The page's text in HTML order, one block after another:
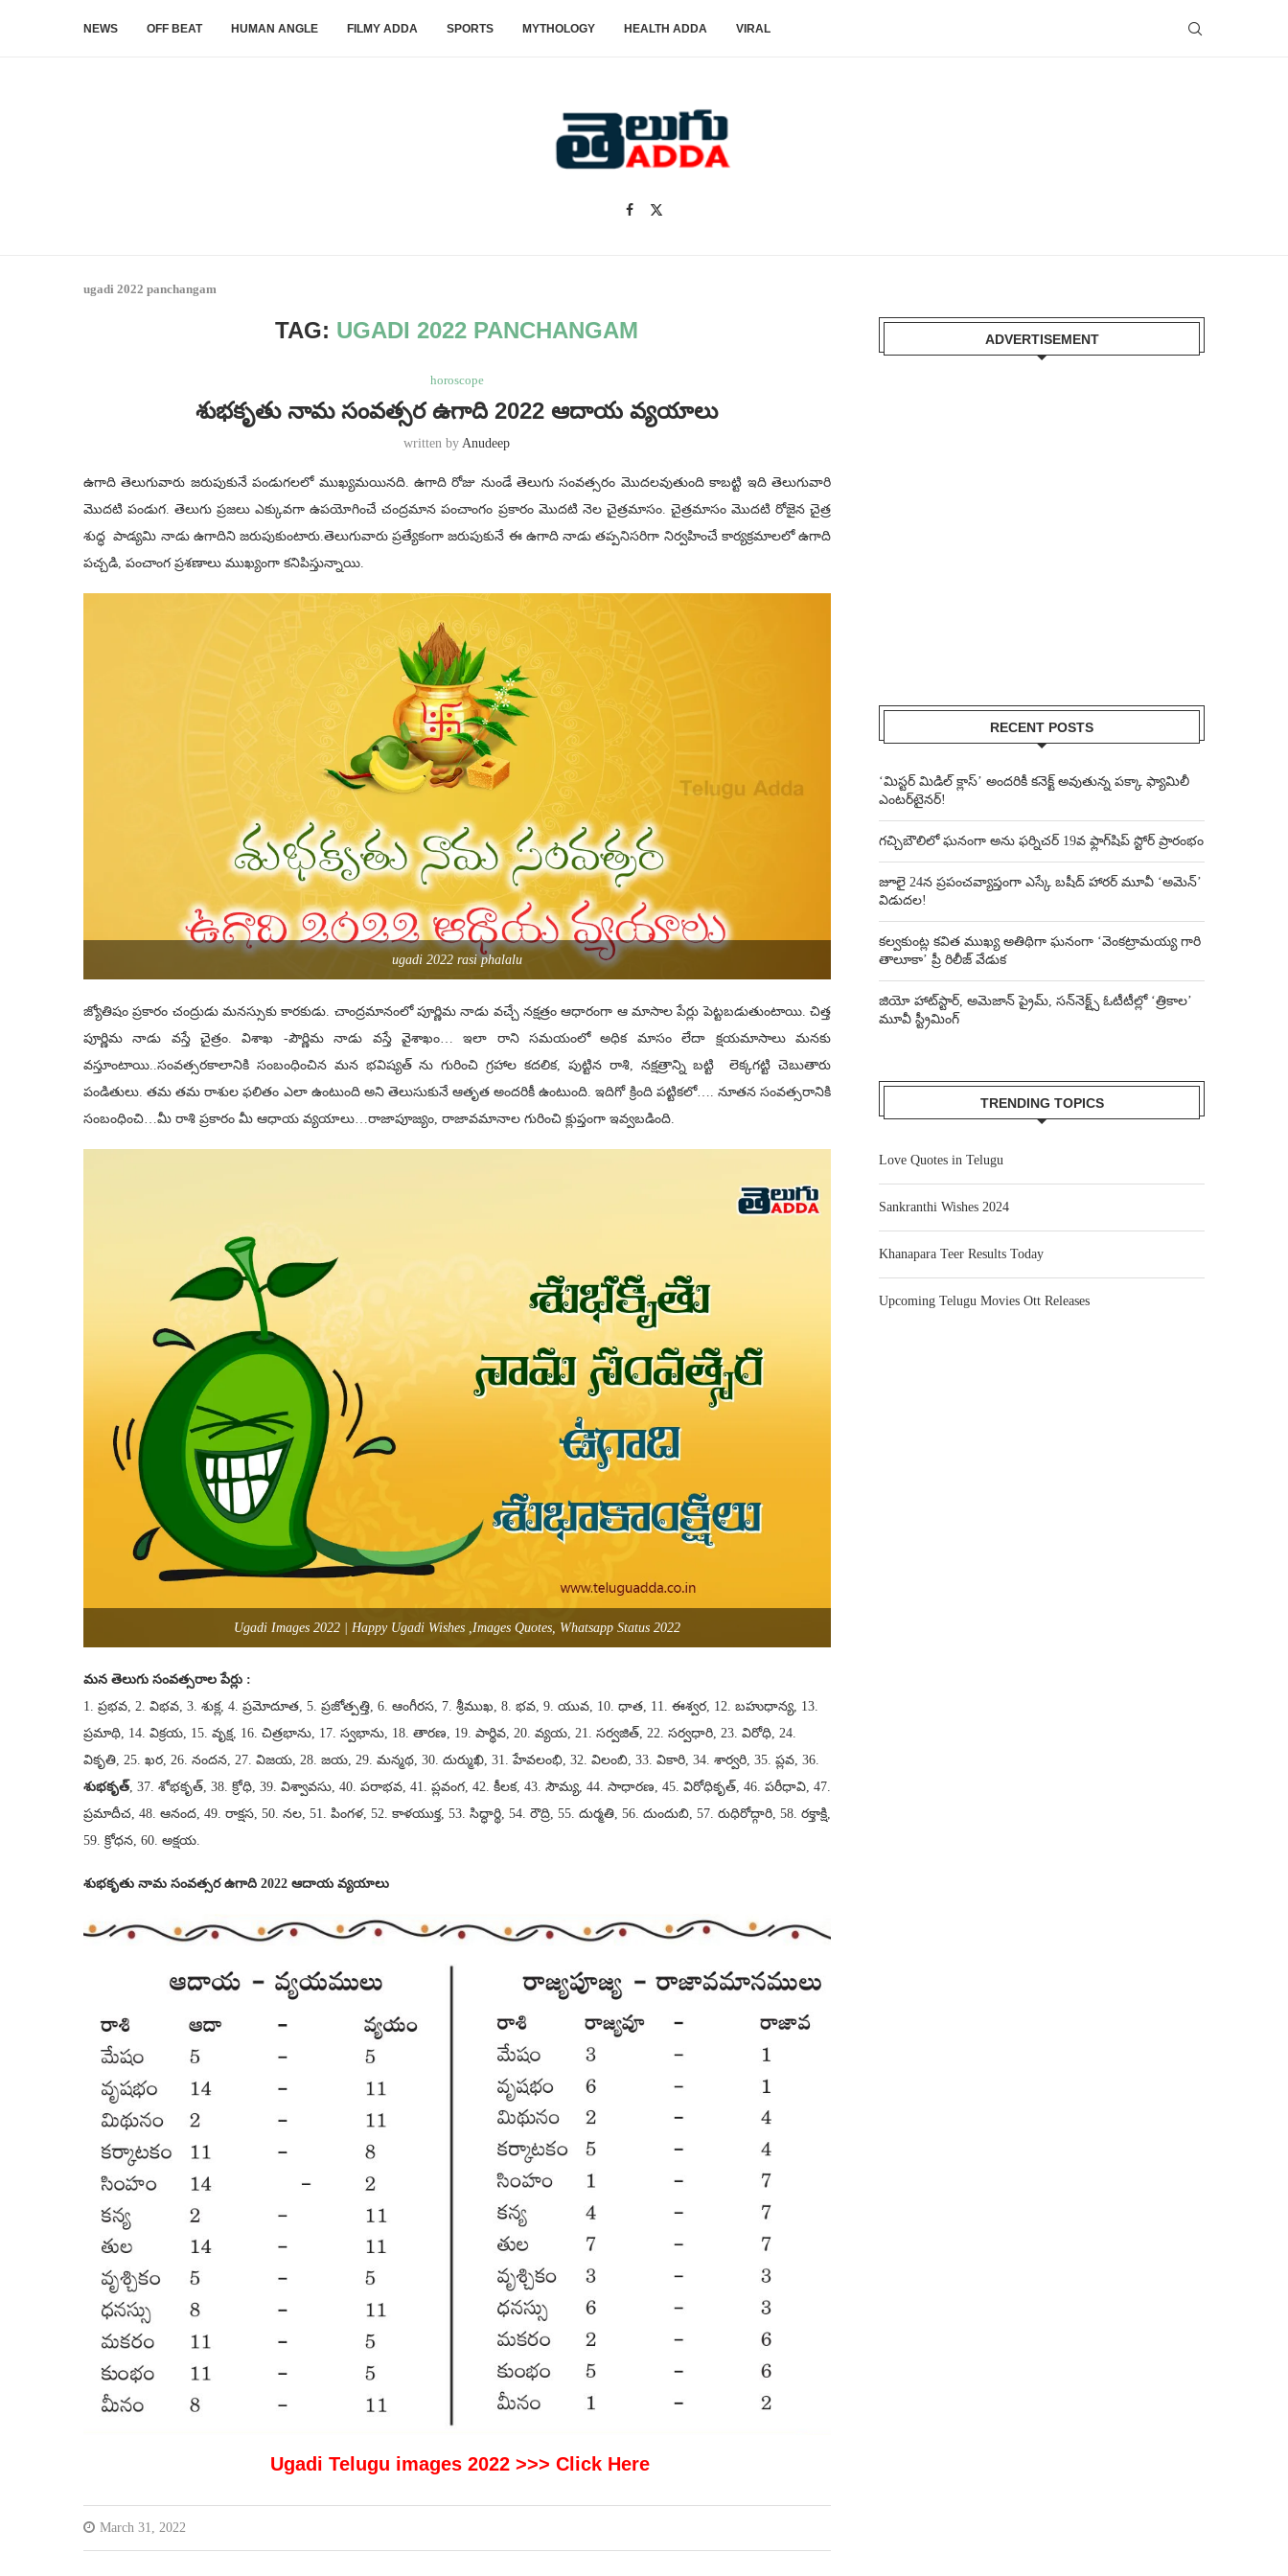
NEWS OFF BEAT HUMAN ANGLE FILMY ADDA SPORTS MYTHOLOGY HEALTH ADDA VIRAL
ugadi 2022 panchangam
TAG: UGADI 2022 PANCHANGAM
horoscope
శుభకృతు నామ సంవత్సర ఉగాది 2022 ఆదాయ వ్యయాలు
written byAnudeep
ఉగాది తెలుగువారు జరుపుకునే పండుగలలో ముఖ్యమయినది. ఉగాది రోజు నుండే తెలుగు సంవత్సరం మొదలవుతుంది కాబట్టి ఇది తెలుగువారి
మొదటి పండుగ. తెలుగు ప్రజలు ఎక్కువగా ఉపయోగించే చంద్రమాన పంచాంగం ప్రకారం మొదటి నెల చైత్రమాసం. చైత్రమాసం మొదటి రోజైన చైత్ర
శుద్ధ పాడ్యమి నాడు ఉగాదిని జరుపుకుంటారు.తెలుగువారు ప్రత్యేకంగా జరుపుకునే ఈ ఉగాది నాడు తప్పనిసరిగా నిర్వహించే కార్యక్రమాలలో ఉగాది
పచ్చడి, పంచాంగ ప్రశణాలు ముఖ్యంగా కనిపిస్తున్నాయి.
ugadi 2022 rasi phalalu
జ్యోతిషం ప్రకారం చంద్రుడు మనస్సుకు కారకుడు. చాంద్రమానంలో పూర్ణిమ నాడు వచ్చే నక్షత్రం ఆధారంగా ఆ మాసాల పేర్లు పెట్టబడుతుంటాయి. చిత్త
పూర్ణిమ నాడు వస్తే చైత్రం. విశాఖ -పౌర్ణిమ నాడు వస్తే వైశాఖం… ఇలా రాని సమయంలో అధిక మాసం లేదా క్షయమాసాలు మనకు
వస్తూంటాయి..సంవత్స‌ర‌కాలానికి సంబంధించిన మ‌న భ‌విష్య‌త్ ను గురించి గ్ర‌హాల క‌ద‌లిక‌, పుట్టిన రాశి, న‌క్ష‌త్రాన్ని బ‌ట్టి లెక్క‌గ‌ట్టి చెబుతారు
పండితులు. త‌మ త‌మ రాశుల ఫ‌లితం ఎలా ఉంటుంది అని తెలుసుకునే ఆతృత అంద‌రికీ ఉంటుంది. ఇదిగో క్రింది ప‌ట్టిక‌లో…. నూత‌న సంవ‌త్స‌రానికి
సంబంధించి…మీ రాశి ప్ర‌కారం మీ ఆధాయ వ్య‌యాలు…రాజాపూజ్యం, రాజావ‌మానాల గురించి క్లుప్తంగా ఇవ్వ‌బ‌డింది.
Ugadi Images 2022 | Happy Ugadi Wishes ,Images Quotes, Whatsapp Status 2022
మన తెలుగు సంవత్సరాల పేర్లు :
1. ప్రభవ, 2. విభవ, 3. శుక్ల, 4. ప్రమోదూత, 5. ప్రజోత్పత్తి, 6. ఆంగీరస, 7. శ్రీముఖ, 8. భవ, 9. యువ, 10. ధాత, 11. ఈశ్వర, 12. బహుధాన్య, 13.
ప్రమాథి, 14. విక్రయ, 15. వృక్ష, 16. చిత్రభాను, 17. స్వభాను, 18. తారణ, 19. పార్థివ, 20. వ్యయ, 21. సర్వజిత్, 22. సర్వధారి, 23. విరోధి, 24.
వికృతి, 25. ఖర, 26. నందన, 27. విజయ, 28. జయ, 29. మన్మథ, 30. దుర్ముఖి, 31. హేవలంభి, 32. విలంబి, 33. వికారి, 34. శార్వరి, 35. ప్లవ, 36.
శుభకృత్ , 37. శోభకృత్, 38. క్రోధి, 39. విశ్వావసు, 40. పరాభవ, 41. ప్లవంగ, 42. కీలక, 43. సౌమ్య, 44. సాధారణ, 45. విరోధికృత్, 46. పరీధావి, 47.
ప్రమాదీచ, 48. ఆనంద, 49. రాక్షస, 50. నల, 51. పింగళ, 52. కాళయుక్త, 53. సిద్ధార్థి, 54. రౌద్రి, 55. దుర్మతి, 56. దుందుబి, 57. రుధిరోద్గారి, 58. రక్తాక్షి,
59. క్రోధన, 60. అక్షయ.
శుభకృతు నామ సంవత్సర ఉగాది 2022 ఆదాయ వ్యయాలు
Ugadi Telugu images 2022 >>> Click Here
March 31, 2022
ADVERTISEMENT
RECENT POSTS
‘మిస్టర్ మిడిల్ క్లాస్’ అందరికీ కనెక్ట్ అవుతున్న పక్కా ఫ్యామిలీ
ఎంటర్‌టైనర్!
గచ్చిబౌలిలో ఘనంగా అను ఫర్నిచర్ 19వ ఫ్లాగ్‌షిప్ స్టోర్ ప్రారంభం
జూలై 24న ప్రపంచవ్యాప్తంగా ఎస్కే బషీద్‌ హారర్ మూవీ ‘అమెన్’
విడుదల!
కల్వకుంట్ల కవిత ముఖ్య అతిథిగా ఘనంగా ‘వెంకట్రామయ్య గారి
తాలూకా’ ప్రీ రిలీజ్ వేడుక
జియో హాట్‌స్టార్, అమెజాన్ ప్రైమ్, సన్‌నెక్ట్స్ ఓటీటీల్లో ‘త్రికాల’
మూవీ స్ట్రీమింగ్
TRENDING TOPICS
Love Quotes in Telugu
Sankranthi Wishes 2024
Khanapara Teer Results Today
Upcoming Telugu Movies Ott Releases